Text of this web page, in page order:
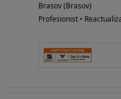
Brasov (Brasov)
Profesionist •